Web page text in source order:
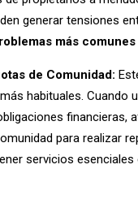
generar tensiones
más comunes
de Comunidad:
habituales. Cuando
financieras,
para realizar
servicios esenciales